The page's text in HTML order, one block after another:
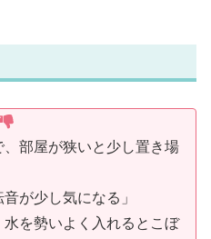
、部屋が狭いと少し置き場
が少し気になる」
水を勢いよく入れるとこぼ